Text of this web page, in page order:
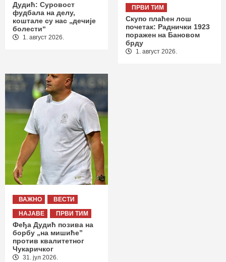
Дудић: Суровост
фудбала на делу,
коштале су нас „дечије
болести“
1. август 2026.
ПРВИ ТИМ
Скупо плаћен лош
почетак: Раднички 1923
поражен на Бановом
брду
1. август 2026.
ВАЖНО
ВЕСТИ
НАЈАВЕ
ПРВИ ТИМ
Феђа Дудић позива на
борбу „на мишиће”
против квалитетног
Чукаричког
31. јул 2026.